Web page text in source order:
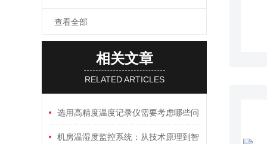
查看全部
相关文章
RELATED ARTICLES
选用高精度温度记录仪需要考虑哪些问
题机房温湿度监控系统：从技术原理到智